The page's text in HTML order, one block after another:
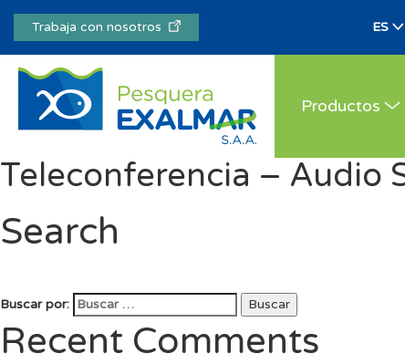
Trabaja con nosotros
Productos
Teleconferencia – Audio
Search
Buscar por: Buscar
Recent Comments